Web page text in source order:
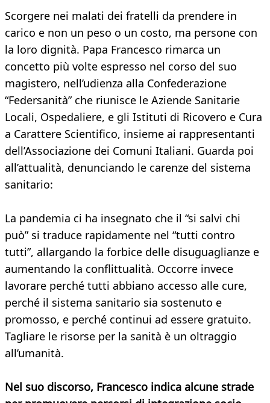
Scorgere nei malati dei fratelli da prendere in
carico e non un peso o un costo, ma persone con
la loro dignità. Papa Francesco rimarca un
concetto più volte espresso nel corso del suo
magistero, nell’udienza alla Confederazione
“Federsanità” che riunisce le Aziende Sanitarie
Locali, Ospedaliere, e gli Istituti di Ricovero e Cura
a Carattere Scientifico, insieme ai rappresentanti
dell’Associazione dei Comuni Italiani. Guarda poi
all’attualità, denunciando le carenze del sistema
sanitario:
La pandemia ci ha insegnato che il “si salvi chi
può” si traduce rapidamente nel “tutti contro
tutti”, allargando la forbice delle disuguaglianze e
aumentando la conflittualità. Occorre invece
lavorare perché tutti abbiano accesso alle cure,
perché il sistema sanitario sia sostenuto e
promosso, e perché continui ad essere gratuito.
Tagliare le risorse per la sanità è un oltraggio
all’umanità.
Nel suo discorso, Francesco indica alcune strade